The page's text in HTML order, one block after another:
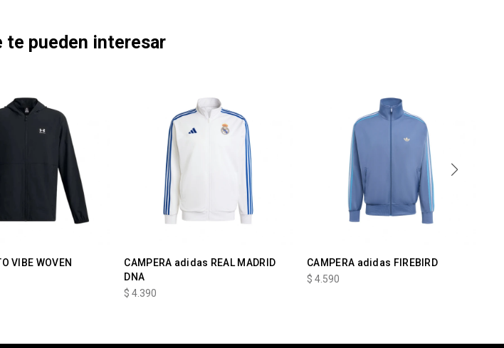
te pueden interesar
VIBE WOVEN
CAMPERA adidas REAL MADRID
DNA
$ 4.390
CAMPERA adidas FIREBIRD
$ 4.590